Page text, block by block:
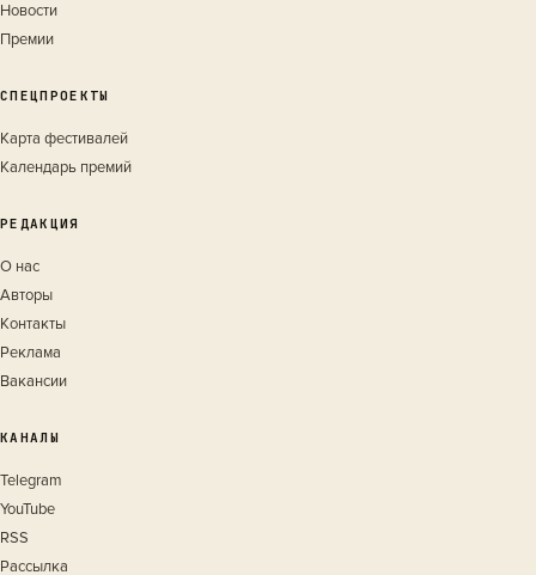
Новости
Премии
СПЕЦПРОЕКТЫ
Карта фестивалей
Календарь премий
РЕДАКЦИЯ
О нас
Авторы
Контакты
Реклама
Вакансии
КАНАЛЫ
Telegram
YouTube
RSS
Рассылка